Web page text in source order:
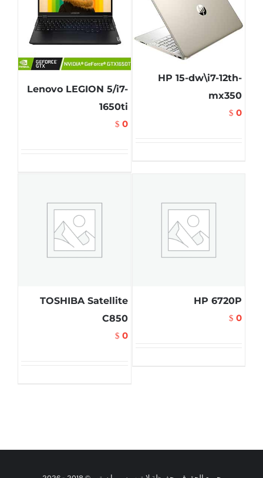
HP 15-dw\i7-12th-
mx350
$ 0
Lenovo LEGION 5/i7-
1650ti
$ 0
HP 6720P
$ 0
TOSHIBA Satellite
C850
$ 0